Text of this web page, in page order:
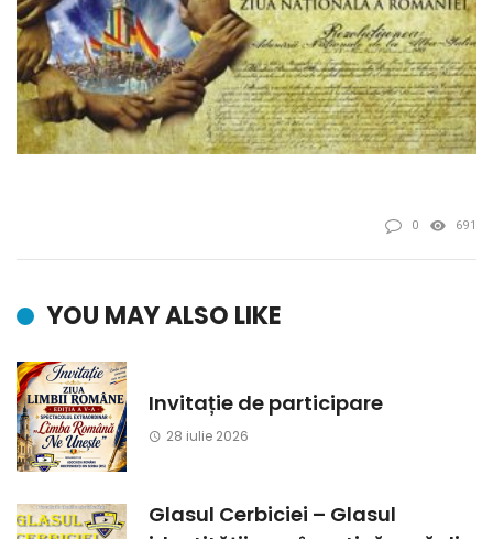
0 691
YOU MAY ALSO LIKE
Invitație de participare
28 iulie 2026
Glasul Cerbiciei – Glasul